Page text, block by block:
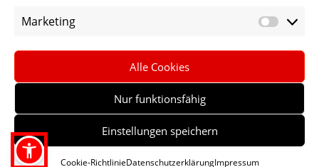
Marketing
Alle Cookies
Nur funktionsfähig
Einstellungen speichern
Cookie-RichtlinieDatenschutzerklärungImpressum
Archiv